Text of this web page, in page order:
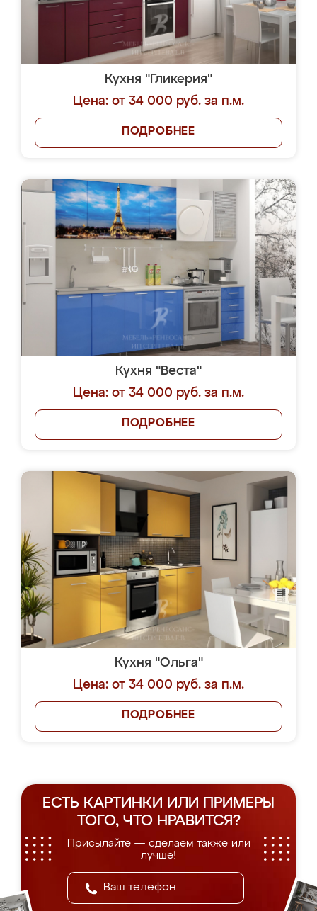
Кухня "Гликерия"
Цена: от 34 000 руб. за п.м.
ПОДРОБНЕЕ
Кухня "Веста"
Цена: от 34 000 руб. за п.м.
ПОДРОБНЕЕ
Кухня "Ольга"
Цена: от 34 000 руб. за п.м.
ПОДРОБНЕЕ
ЕСТЬ КАРТИНКИ ИЛИ ПРИМЕРЫ
ТОГО, ЧТО НРАВИТСЯ?
Присылайте — сделаем также или
лучше!